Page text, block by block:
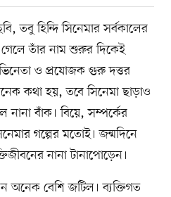
তবু হিন্দি সিনেমার সর্বকালের
গেলে তাঁর নাম শুরুর দিকেই
ও প্রযোজক গুরু দত্তর
কথা হয়, তবে সিনেমা ছাড়াও
নানা বাঁক। বিয়ে, সম্পর্কের
গল্পের মতোই। জন্মদিনে
নানা টানাপোড়েন।
অনেক বেশি জটিল। ব্যক্তিগত